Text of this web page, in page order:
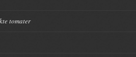
tomater